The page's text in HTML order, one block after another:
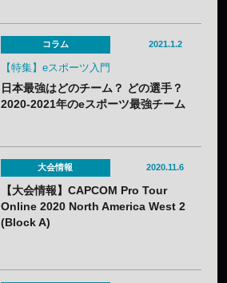
コラム 2021.1.2
【特集】eスポーツ入門
日本最強はどのチーム？ どの選手？
2020-2021年のeスポーツ最強チーム
大会情報 2020.11.6
【大会情報】CAPCOM Pro Tour
Online 2020 North America West 2
(Block A)